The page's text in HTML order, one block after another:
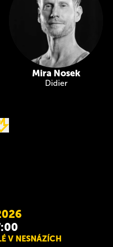
Mira Nosek
Didier
V NESNÁZÍCH